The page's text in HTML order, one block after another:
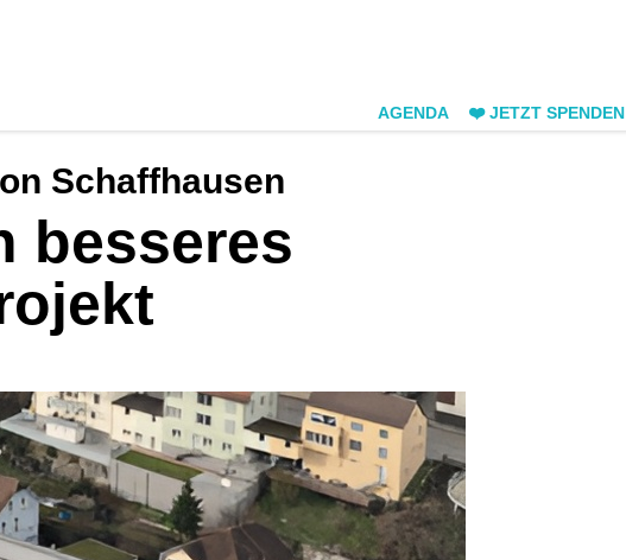
AGENDA ❤️ JETZT SPENDEN
Schaffhausen
besseres